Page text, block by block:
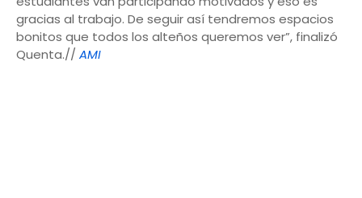
gracias al trabajo. De seguir así tendremos espacios
bonitos que todos los alteños queremos ver”, finalizó
Quenta.// AMI